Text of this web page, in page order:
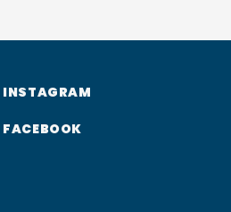
INSTAGRAM
FACEBOOK